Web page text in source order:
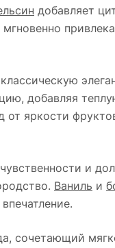
добавляет
добавляя
яркости
и
Ваниль и
сочетающий